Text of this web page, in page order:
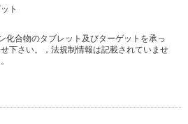
ト
合物のタブレット及びターゲットを承っ
下さい。，法規制情報は記載されていませ